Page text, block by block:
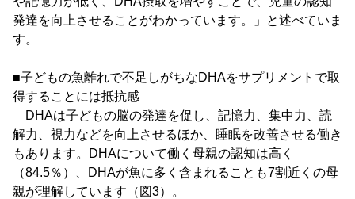
発達を向上させることがわかっています。」と述べていま
す。
■子どもの魚離れで不足しがちなDHAをサプリメントで取
得することには抵抗感
DHAは子どもの脳の発達を促し、記憶力、集中力、読
解力、視力などを向上させるほか、睡眠を改善させる働き
もあります。DHAについて働く母親の認知は高く
（84.5％）、DHAが魚に多く含まれることも7割近くの母
親が理解しています（図3）。